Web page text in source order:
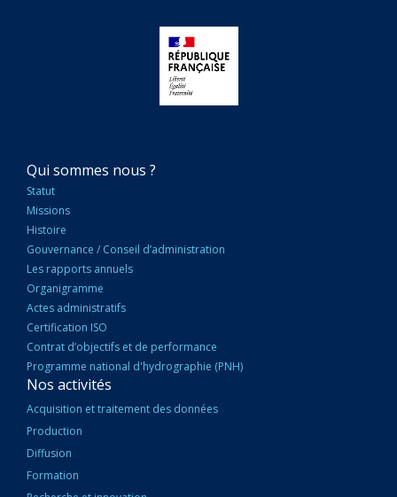
NAVIGATION
PRINCIPALE
Qui sommes nous ?
Statut
Missions
Histoire
Gouvernance / Conseil d’administration
Les rapports annuels
Organigramme
Actes administratifs
Certification ISO
Contrat d’objectifs et de performance
Programme national d'hydrographie (PNH)
Nos activités
Acquisition et traitement des données
Production
Diffusion
Formation